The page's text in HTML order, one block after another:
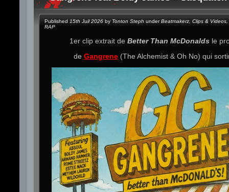
Published 15th Juil 2026 by Tonton Steph underBeatmakerz Clips & Videos
RAP
1er clip extrait de Better Than McDonaldsle
de Gangrene (The Alchemist & Oh No) qui